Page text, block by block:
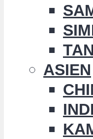
ASIEN